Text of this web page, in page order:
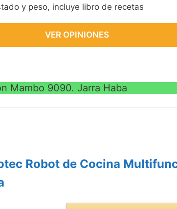
y peso, incluye libro de recetas
VER OPINIONES
Mambo 9090. Jarra Haba
Robot de Cocina